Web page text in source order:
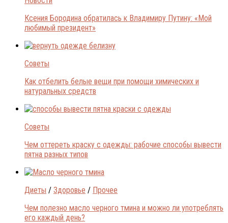
Ксения Бородина обратилась к Владимиру Путину: «Мой
любимый президент»
Советы
Как отбелить белые вещи при помощи химических и
натуральных средств
Советы
Чем оттереть краску с одежды: рабочие способы вывести
пятна разных типов
Диеты / Здоровье / Прочее
Чем полезно масло черного тмина и можно ли употреблять
его каждый день?